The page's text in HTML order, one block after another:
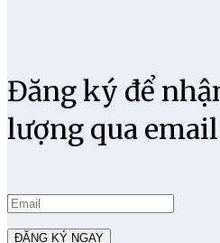
Đăng ký để
lượng qua email